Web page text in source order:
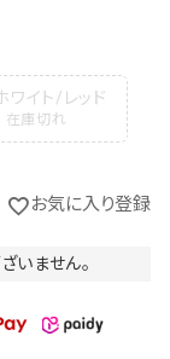
ワイト/レッド
お気に入り登録
いません。